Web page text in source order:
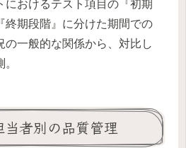
におけるテスト項目の『初期
終期段階』に分けた期間での
の一般的な関係から、対比し
者別の品質管理